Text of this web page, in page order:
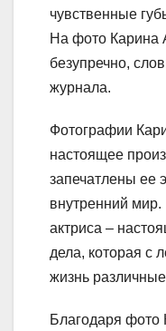
чувственные
На фото Карина
безупречно,
журнала.
Фотографии
настоящее
запечатлены ее
внутренний
актриса –
дела, которая с
жизнь
Благодаря